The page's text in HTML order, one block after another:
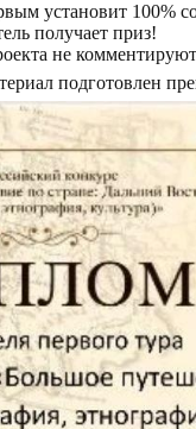
установит 100%
получает приз!
не
подготовлен